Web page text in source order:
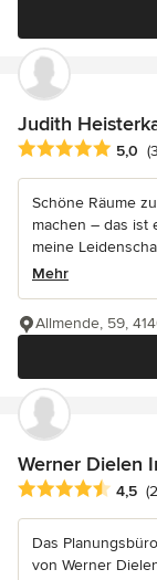
Judith
Durchschnittliche
5,0
Schöne Räume
machen – das ist
meine
Mehr
Allmende, 59,
Werner Dielen
Durchschnittliche
4,5
Das
von Werner